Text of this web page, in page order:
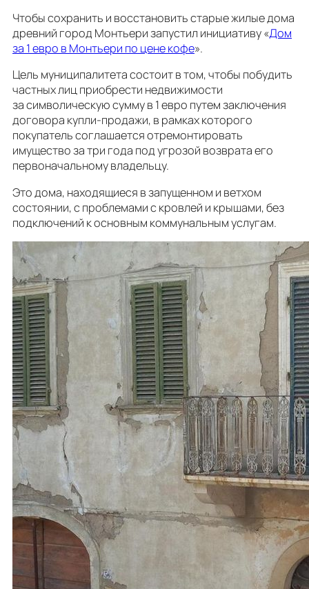
Чтобы сохранить и восстановить старые жилые дома
древний город Монтьери запустил инициативу «Дом
за 1 евро в Монтьери по цене кофе».
Цель муниципалитета состоит в том, чтобы побудить
частных лиц приобрести недвижимости
за символическую сумму в 1 евро путем заключения
договора купли-продажи, в рамках которого
покупатель соглашается отремонтировать
имущество за три года под угрозой возврата его
первоначальному владельцу.
Это дома, находящиеся в запущенном и ветхом
состоянии, с проблемами с кровлей и крышами, без
подключений к основным коммунальным услугам.